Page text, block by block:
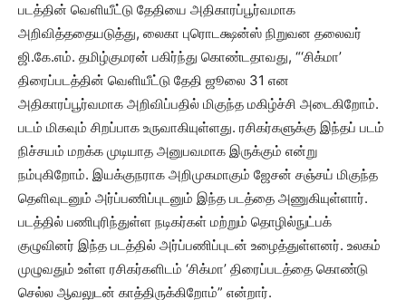
படத்தின் வெளியீட்டு தேதியை அதிகாரப்பூர்வமாக
அறிவித்ததையடுத்து, லைகா புரொடக்ஷன்ஸ் நிறுவன தலைவர்
ஜி.கே.எம். தமிழ்குமரன் பகிர்ந்து கொண்டதாவது, “‘சிக்மா’
திரைப்படத்தின் வெளியீட்டு தேதி ஜூலை 31 என
அதிகாரப்பூர்வமாக அறிவிப்பதில் மிகுந்த மகிழ்ச்சி அடைகிறோம்.
படம் மிகவும் சிறப்பாக உருவாகியுள்ளது. ரசிகர்களுக்கு இந்தப் படம்
நிச்சயம் மறக்க முடியாத அனுபவமாக இருக்கும் என்று
நம்புகிறோம். இயக்குநராக அறிமுகமாகும் ஜேசன் சஞ்சய் மிகுந்த
தெளிவுடனும் அர்ப்பணிப்புடனும் இந்த படத்தை அணுகியுள்ளார்.
படத்தில் பணிபுரிந்துள்ள நடிகர்கள் மற்றும் தொழில்நுட்பக்
குழுவினர் இந்த படத்தில் அர்ப்பணிப்புடன் உழைத்துள்ளனர். உலகம்
முழுவதும் உள்ள ரசிகர்களிடம் ‘சிக்மா’ திரைப்படத்தை கொண்டு
செல்ல ஆவலுடன் காத்திருக்கிறோம்” என்றார்.